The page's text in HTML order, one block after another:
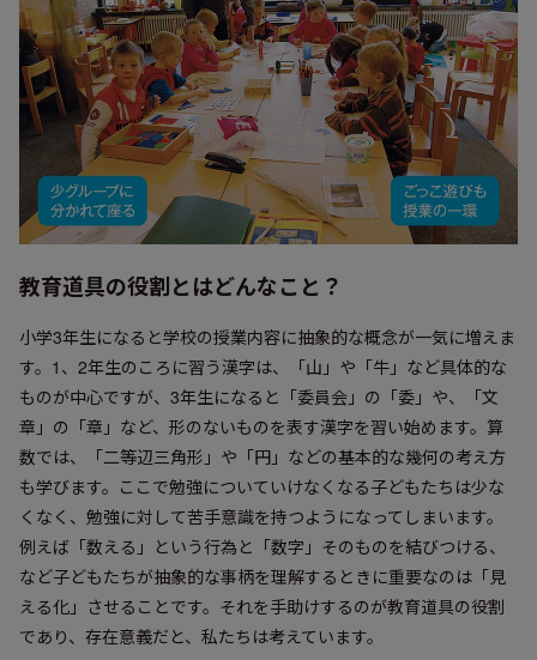
教育道具の役割とはどんなこと？
小学3年生になると学校の授業内容に抽象的な概念が一気に増えま
す。1、2年生のころに習う漢字は、「山」や「牛」など具体的な
ものが中心ですが、3年生になると「委員会」の「委」や、「文
章」の「章」など、形のないものを表す漢字を習い始めます。算
数では、「二等辺三角形」や「円」などの基本的な幾何の考え方
も学びます。ここで勉強についていけなくなる子どもたちは少な
くなく、勉強に対して苦手意識を持つようになってしまいます。
例えば「数える」という行為と「数字」そのものを結びつける、
など子どもたちが抽象的な事柄を理解するときに重要なのは「見
える化」させることです。それを手助けするのが教育道具の役割
であり、存在意義だと、私たちは考えています。